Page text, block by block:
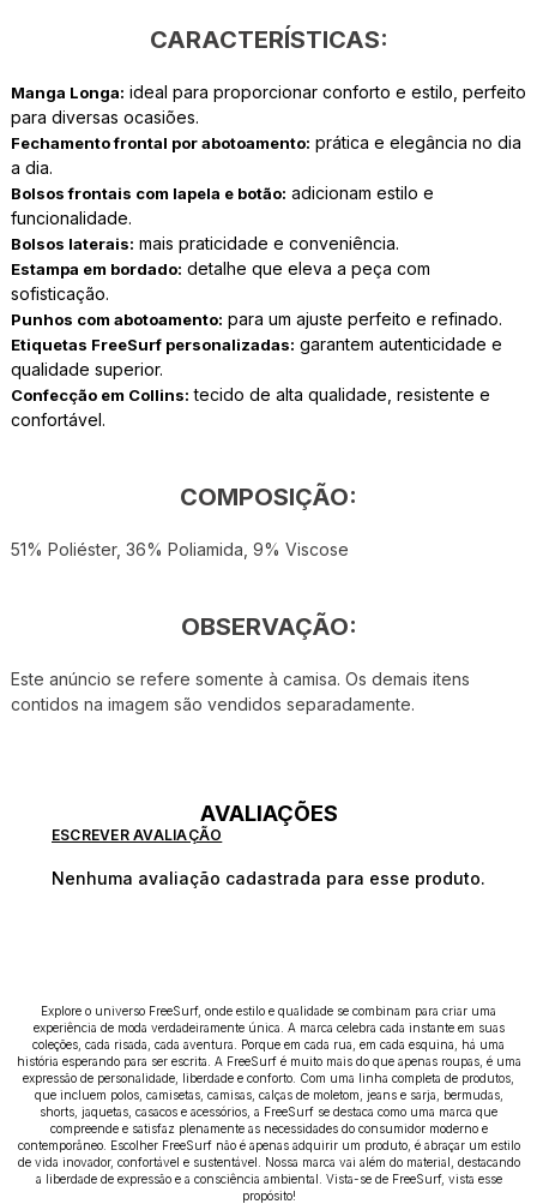
CARACTERÍSTICAS:
Manga Longa: ideal para proporcionar conforto e estilo, perfeito
para diversas ocasiões.
Fechamento frontal por abotoamento: prática e elegância no dia
a dia.
Bolsos frontais com lapela e botão: adicionam estilo e
funcionalidade.
Bolsos laterais: mais praticidade e conveniência.
Estampa em bordado: detalhe que eleva a peça com
sofisticação.
Punhos com abotoamento: para um ajuste perfeito e refinado.
Etiquetas FreeSurf personalizadas: garantem autenticidade e
qualidade superior.
Confecção em Collins: tecido de alta qualidade, resistente e
confortável.
COMPOSIÇÃO:
51% Poliéster, 36% Poliamida, 9% Viscose
OBSERVAÇÃO:
Este anúncio se refere somente à camisa. Os demais itens
contidos na imagem são vendidos separadamente.
AVALIAÇÕES
ESCREVER AVALIAÇÃO
Nenhuma avaliação cadastrada para esse produto.
Explore o universo FreeSurf, onde estilo e qualidade se combinam para criar uma
experiência de moda verdadeiramente única. A marca celebra cada instante em suas
coleções, cada risada, cada aventura. Porque em cada rua, em cada esquina, há uma
história esperando para ser escrita. A FreeSurf é muito mais do que apenas roupas, é uma
expressão de personalidade, liberdade e conforto. Com uma linha completa de produtos,
que incluem polos, camisetas, camisas, calças de moletom, jeans e sarja, bermudas,
shorts, jaquetas, casacos e acessórios, a FreeSurf se destaca como uma marca que
compreende e satisfaz plenamente as necessidades do consumidor moderno e
contemporâneo. Escolher FreeSurf não é apenas adquirir um produto, é abraçar um estilo
de vida inovador, confortável e sustentável. Nossa marca vai além do material, destacando
a liberdade de expressão e a consciência ambiental. Vista-se de FreeSurf, vista esse
propósito!